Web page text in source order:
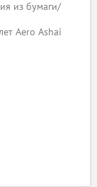
из бумаги/
Aero Ashai